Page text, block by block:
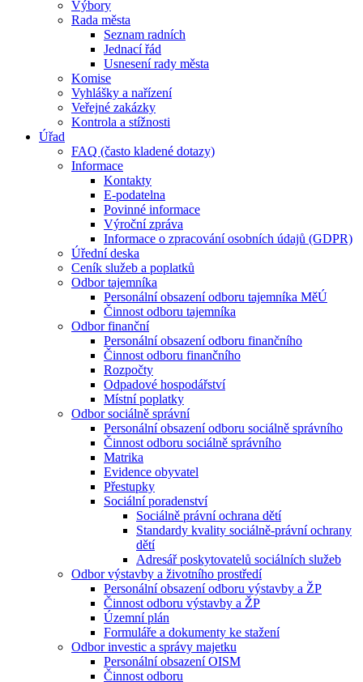
Výbory
Rada města
Seznam radních
Jednací řád
Usnesení rady města
Komise
Vyhlášky a nařízení
Veřejné zakázky
Kontrola a stížnosti
Úřad
FAQ (často kladené dotazy)
Informace
Kontakty
E-podatelna
Povinné informace
Výroční zpráva
Informace o zpracování osobních údajů (GDPR)
Úřední deska
Ceník služeb a poplatků
Odbor tajemníka
Personální obsazení odboru tajemníka MěÚ
Činnost odboru tajemníka
Odbor finanční
Personální obsazení odboru finančního
Činnost odboru finančního
Rozpočty
Odpadové hospodářství
Místní poplatky
Odbor sociálně správní
Personální obsazení odboru sociálně správního
Činnost odboru sociálně správního
Matrika
Evidence obyvatel
Přestupky
Sociální poradenství
Sociálně právní ochrana dětí
Standardy kvality sociálně-právní ochrany
dětí
Adresář poskytovatelů sociálních služeb
Odbor výstavby a životního prostředí
Personální obsazení odboru výstavby a ŽP
Činnost odboru výstavby a ŽP
Územní plán
Formuláře a dokumenty ke stažení
Odbor investic a správy majetku
Personální obsazení OISM
Činnost odboru